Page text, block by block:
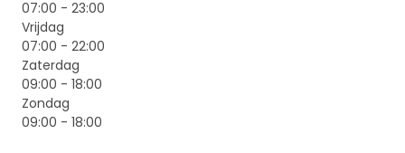
07:00 - 23:00
Vrijdag
07:00 - 22:00
Zaterdag
09:00 - 18:00
Zondag
09:00 - 18:00